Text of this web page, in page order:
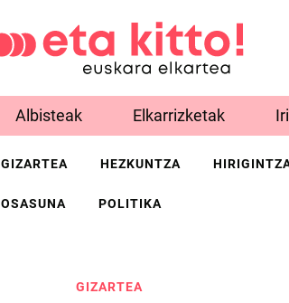
Albisteak Elkarrizketak
GIZARTEA HEZKUNTZA
OSASUNA POLITIKA
GIZARTEA